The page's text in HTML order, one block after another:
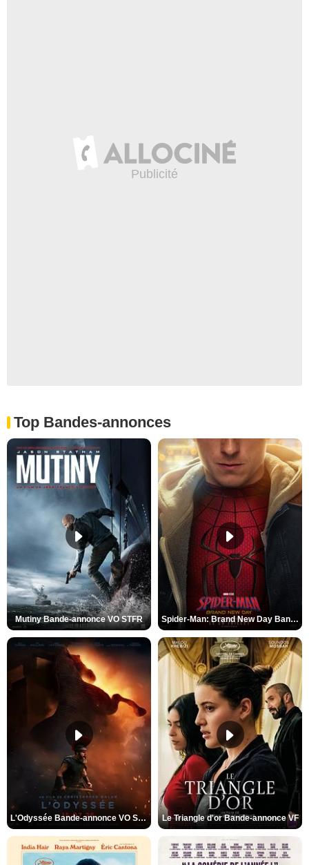
Top Bandes-annonces
Mutiny Bande-annonce VO STFR Spider-Man: Brand New Day Bande-annonce VO STFR
L'Odyssée Bande-annonce VO STFR Le Triangle d'or Bande-annonce VF